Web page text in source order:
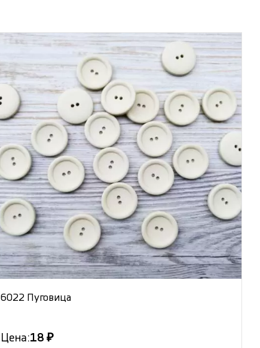
6022 Пуговица
Цена:18 ₽